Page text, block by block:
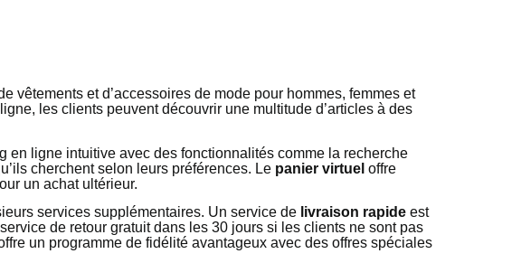
vêtements et d’accessoires de mode pour hommes, femmes et
les clients peuvent découvrir une multitude d’articles à des
en ligne intuitive avec des fonctionnalités comme la recherche
cherchent selon leurs préférences. Le panier virtuel offre
un achat ultérieur.
services supplémentaires. Un service de livraison rapide est
de retour gratuit dans les 30 jours si les clients ne sont pas
un programme de fidélité avantageux avec des offres spéciales